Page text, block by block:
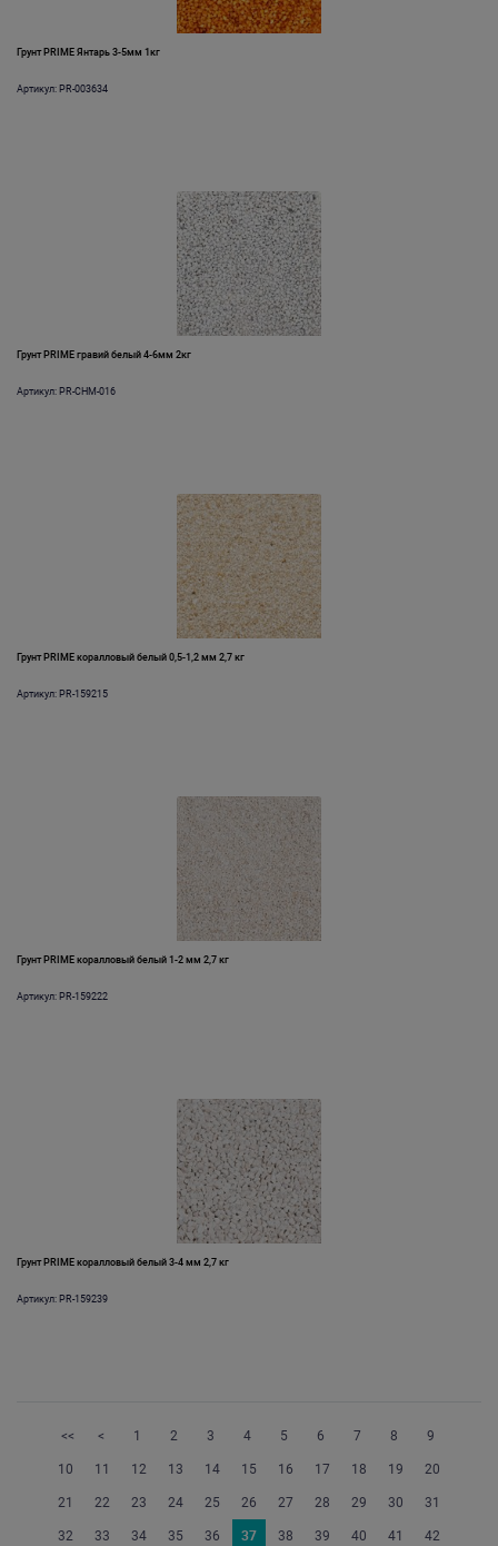
Грунт PRIME Янтарь 3-5мм 1кг
Артикул: PR-003634
Грунт PRIME гравий белый 4-6мм 2кг
Артикул: PR-CHM-016
Грунт PRIME коралловый белый 0,5-1,2 мм 2,7 кг
Артикул: PR-159215
Грунт PRIME коралловый белый 1-2 мм 2,7 кг
Артикул: PR-159222
Грунт PRIME коралловый белый 3-4 мм 2,7 кг
Артикул: PR-159239
<< < 1 2 3 4 5 6 7 8 9
10 11 12 13 14 15 16 17 18 19 20
21 22 23 24 25 26 27 28 29 30 31
32 33 34 35 36 37 38 39 40 41 42